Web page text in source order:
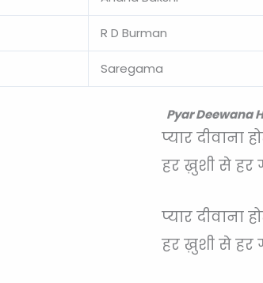
R D Burman
Saregama
Pyar Deewana
प्यार दीवाना
हर ख़ुशी से हर
प्यार दीवाना
हर ख़ुशी से हर